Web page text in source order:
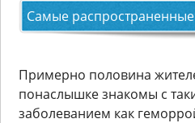
Самые
Примерно половина
понаслышке знакомы с
заболеванием как